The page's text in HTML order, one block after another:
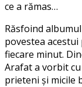
ce a rămas…
Răsfoind
povestea acestui
fiecare minut.
Arafat a vorbit
prieteni și micile